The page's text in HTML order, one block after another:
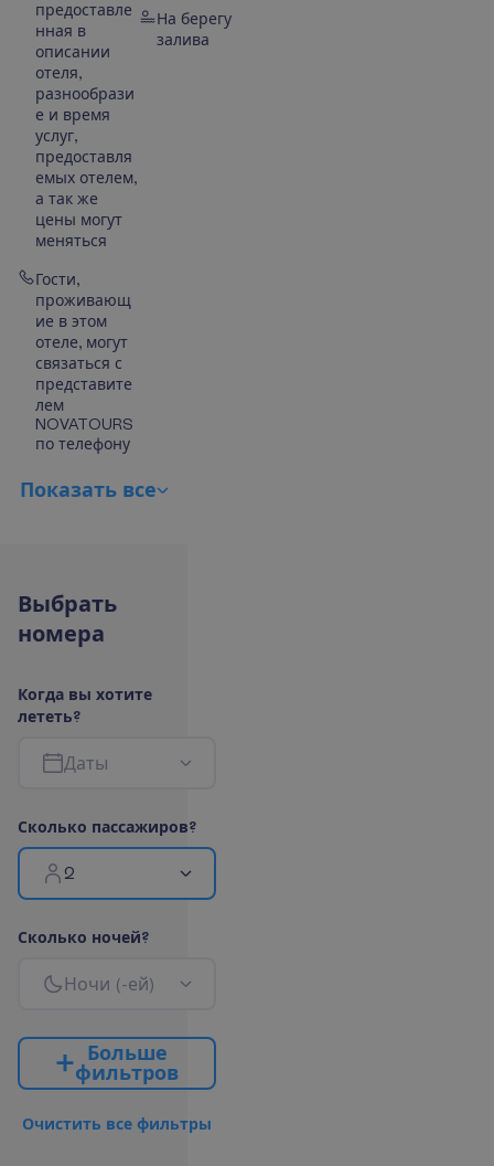
предоставле
нная в
описании
отеля,
разнообрази
е и время
услуг,
предоставля
емых отелем,
а так же
цены могут
меняться
Гости,
проживающ
ие в этом
отеле, могут
связаться с
представите
лем
NOVATOURS
по телефону
На берегу
залива
Показать все
Выбрать
номера
Когда вы хотите
лететь?
Даты
Сколько пассажиров?
2
Сколько ночей?
Ночи (-ей)
Больше
фильтров
Очистить все фильтры